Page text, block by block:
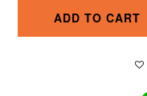
ADD TO CART